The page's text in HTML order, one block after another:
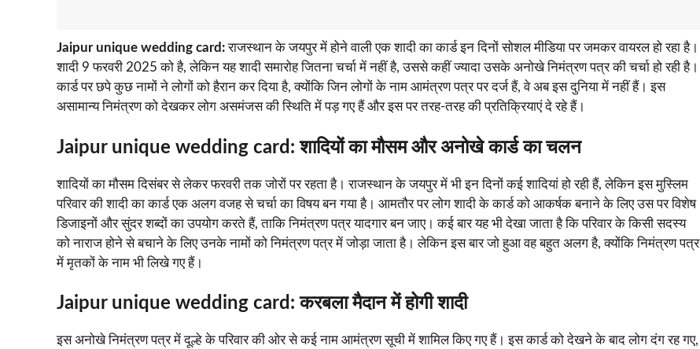
Jaipur unique wedding card:राजस्थान के जयपुर में होने वाली एक शादी का कार्ड इन दिनों सोशल मीडिया पर जमकर वायरल हो रहा है।
शादी 9 फरवरी 2025 को है, लेकिन यह शादी समारोह जितना चर्चा में नहीं है, उससे कहीं ज्यादा उसके अनोखे निमंत्रण पत्र की चर्चा हो रही है।
कार्ड पर छपे कुछ नामों ने लोगों को हैरान कर दिया है, क्योंकि जिन लोगों के नाम आमंत्रण पत्र पर दर्ज हैं, वे अब इस दुनिया में नहीं हैं। इस
असामान्य निमंत्रण को देखकर लोग असमंजस की स्थिति में पड़ गए हैं और इस पर तरह-तरह की प्रतिक्रियाएं दे रहे हैं।
Jaipur unique wedding card:शादियों का मौसम और अनोखे कार्ड का चलन
शादियों का मौसम दिसंबर से लेकर फरवरी तक जोरों पर रहता है। राजस्थान के जयपुर में भी इन दिनों कई शादियां हो रही हैं, लेकिन इस मुस्लिम
परिवार की शादी का कार्ड एक अलग वजह से चर्चा का विषय बन गया है। आमतौर पर लोग शादी के कार्ड को आकर्षक बनाने के लिए उस पर विशेष
डिजाइनों और सुंदर शब्दों का उपयोग करते हैं, ताकि निमंत्रण पत्र यादगार बन जाए। कई बार यह भी देखा जाता है कि परिवार के किसी सदस्य
को नाराज होने से बचाने के लिए उनके नामों को निमंत्रण पत्र में जोड़ा जाता है। लेकिन इस बार जो हुआ वह बहुत अलग है, क्योंकि निमंत्रण पत्र
में मृतकों के नाम भी लिखे गए हैं।
Jaipur unique wedding card:करबला मैदान में होगी शादी
इस अनोखे निमंत्रण पत्र में दूल्हे के परिवार की ओर से कई नाम आमंत्रण सूची में शामिल किए गए हैं। इस कार्ड को देखने के बाद लोग दंग रह गए,